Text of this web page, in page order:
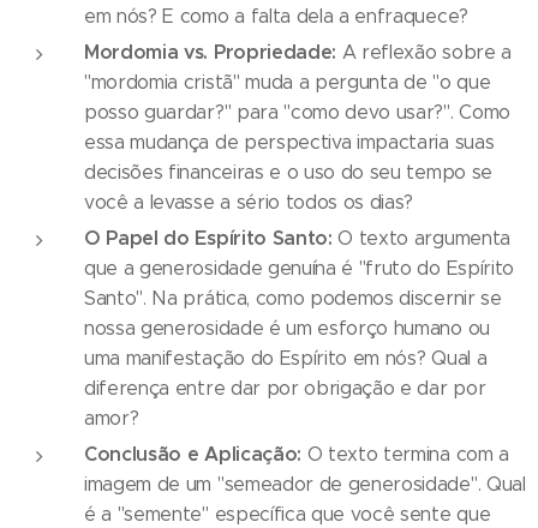
em nós? E como a falta dela a enfraquece?
Mordomia vs. Propriedade: A reflexão sobre a
"mordomia cristã" muda a pergunta de "o que
posso guardar?" para "como devo usar?". Como
essa mudança de perspectiva impactaria suas
decisões financeiras e o uso do seu tempo se
você a levasse a sério todos os dias?
O Papel do Espírito Santo: O texto argumenta
que a generosidade genuína é "fruto do Espírito
Santo". Na prática, como podemos discernir se
nossa generosidade é um esforço humano ou
uma manifestação do Espírito em nós? Qual a
diferença entre dar por obrigação e dar por
amor?
Conclusão e Aplicação: O texto termina com a
imagem de um "semeador de generosidade". Qual
é a "semente" específica que você sente que